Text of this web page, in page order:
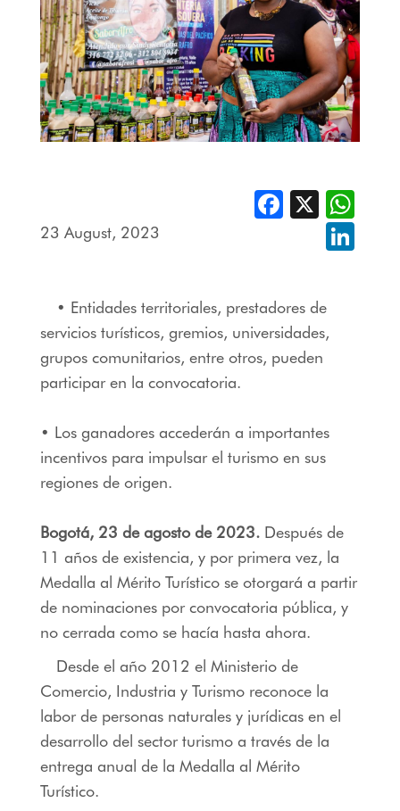
23 August, 2023
Facebook
X
• Entidades territoriales, prestadores de
servicios turísticos, gremios, universidades,
grupos comunitarios, entre otros, pueden
participar en la convocatoria.
• Los ganadores accederán a importantes
incentivos para impulsar el turismo en sus
regiones de origen.
Bogotá, 23 de agosto de 2023.Después de
11 años de existencia, y por primera vez, la
Medalla al Mérito Turístico se otorgará a partir
de nominaciones por convocatoria pública, y
no cerrada como se hacía hasta ahora.
Desde el año 2012 el Ministerio de
Comercio, Industria y Turismo reconoce la
labor de personas naturales y jurídicas en el
desarrollo del sector turismo a través de la
entrega anual de la Medalla al Mérito
Turístico.